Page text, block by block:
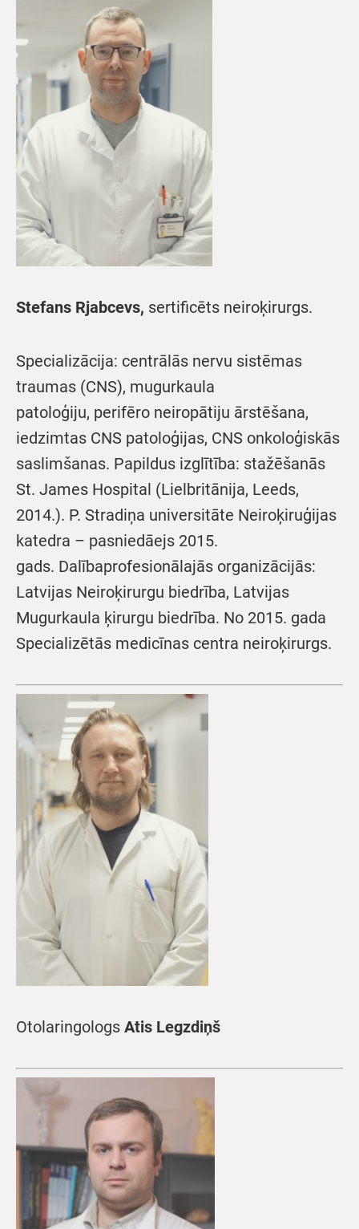
Stefans Rjabcevs, sertificēts neiroķirurgs.
Specializācija: centrālās nervu sistēmas
traumas (CNS), mugurkaula
patoloģiju, perifēro neiropātiju ārstēšana,
iedzimtas CNS patoloģijas, CNS onkoloģiskās
saslimšanas. Papildus izglītība: stažēšanās
St. James Hospital (Lielbritānija, Leeds,
2014.). P. Stradiņa universitāte Neiroķiruģijas
katedra – pasniedāejs 2015.
gads. Dalībaprofesionālajās organizācijās:
Latvijas Neiroķirurgu biedrība, Latvijas
Mugurkaula ķirurgu biedrība. No 2015. gada
Specializētās medicīnas centra neiroķirurgs.
Otolaringologs Atis Legzdiņš